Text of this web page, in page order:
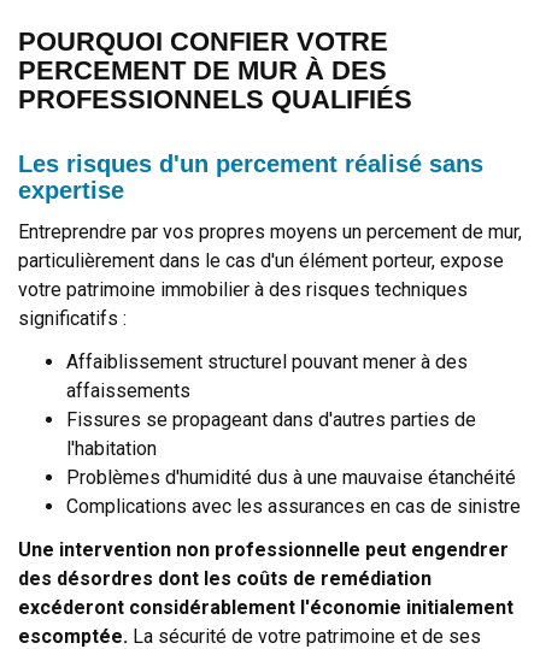
POURQUOI CONFIER VOTRE
PERCEMENT DE MUR À DES
PROFESSIONNELS QUALIFIÉS
Les risques d'un percement réalisé sans
expertise
Entreprendre par vos propres moyens un percement de mur,
particulièrement dans le cas d'un élément porteur, expose
votre patrimoine immobilier à des risques techniques
significatifs :
Affaiblissement structurel pouvant mener à des
affaissements
Fissures se propageant dans d'autres parties de
l'habitation
Problèmes d'humidité dus à une mauvaise étanchéité
Complications avec les assurances en cas de sinistre
Une intervention non professionnelle peut engendrer
des désordres dont les coûts de remédiation
excéderont considérablement l'économie initialement
escomptée. La sécurité de votre patrimoine et de ses